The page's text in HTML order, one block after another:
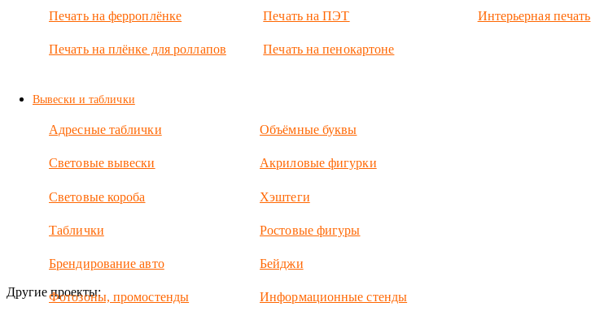
Печать на ферроплёнке
Печать на плёнке для роллапов
Печать на ПЭТ
Печать на пенокартоне
Интерьерная печать
Вывески и таблички
Адресные таблички
Световые вывески
Световые короба
Таблички
Брендирование авто
Фотозоны, промостенды
Объёмные буквы
Акриловые фигурки
Хэштеги
Ростовые фигуры
Бейджи
Информационные стенды
светодиодах
Другие проекты: